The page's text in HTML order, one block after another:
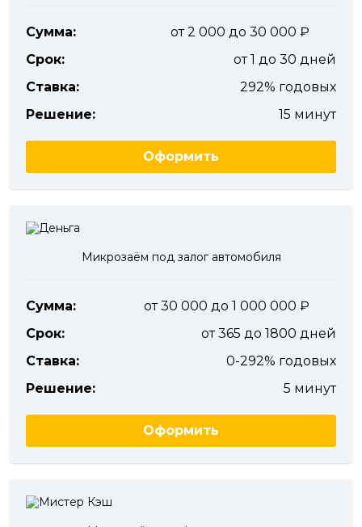
Сумма:
от 2 000 до 30 000
Срок:
от 1 до 30 дней
Ставка:
292% годовых
Решение:
15 минут
Оформить
Микрозаём под залог автомобиля
Сумма:
от 30 000 до 1 000 000
Срок:
от 365 до 1800 дней
Ставка:
0-292% годовых
Решение:
5 минут
Оформить